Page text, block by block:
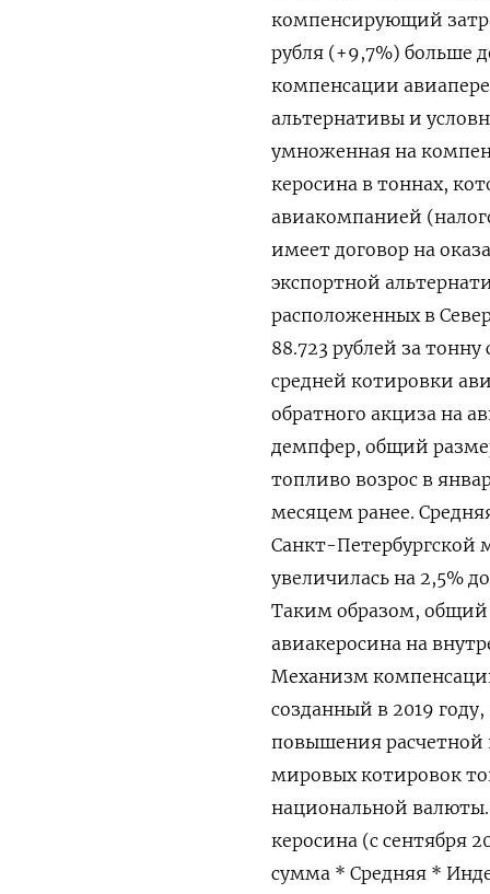
компенсирующий
рубля (+9,7%) больше
компенсации
альтернативы и
умноженная на
керосина в тоннах,
авиакомпанией
имеет договор на
экспортной
расположенных в
88.723 рублей за
средней котировки
обратного акциза на
демпфер, общий
топливо возрос в
месяцем ранее.
Санкт-
увеличилась на 2,5%
Таким образом, общий
авиакеросина на
Механизм
созданный в 2019
повышения расчетной
мировых котировок
национальной
керосина (с сентября
сумма * Средняя *